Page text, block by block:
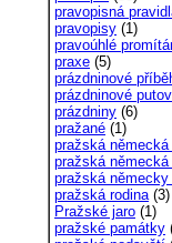
pravopisná
pravopisy (1)
pravoúhlé
praxe (5)
prázdninové
prázdninové
prázdniny (6)
pražané (1)
pražská německá
pražská německá
pražská
pražská rodina(3)
Pražské jaro (1)
pražské památky